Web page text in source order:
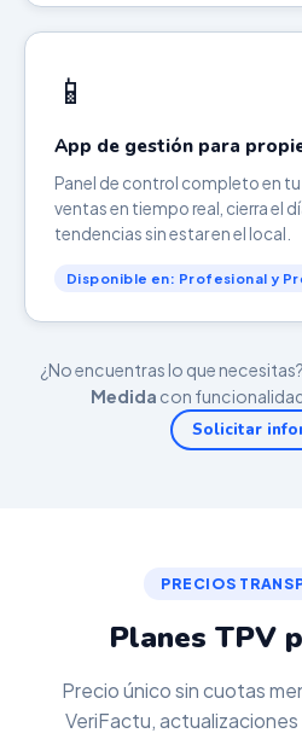
📱
App de gestión para
Panel de control completo en
ventas en tiempo real, cierra el
tendencias sin estar en el local.
Disponible en: Profesional y
¿No encuentras lo que
Medida con
Solicitar
PRECIOS
Planes TPV
Precio único sin cuotas
VeriFactu,